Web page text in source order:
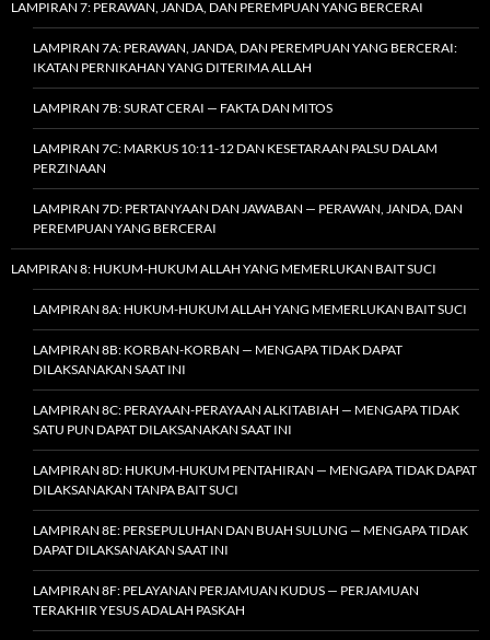
LAMPIRAN 7: PERAWAN, JANDA, DAN PEREMPUAN YANG BERCERAI
LAMPIRAN 7A: PERAWAN, JANDA, DAN PEREMPUAN YANG BERCERAI:
IKATAN PERNIKAHAN YANG DITERIMA ALLAH
LAMPIRAN 7B: SURAT CERAI — FAKTA DAN MITOS
LAMPIRAN 7C: MARKUS 10:11-12 DAN KESETARAAN PALSU DALAM
PERZINAAN
LAMPIRAN 7D: PERTANYAAN DAN JAWABAN — PERAWAN, JANDA, DAN
PEREMPUAN YANG BERCERAI
LAMPIRAN 8: HUKUM-HUKUM ALLAH YANG MEMERLUKAN BAIT SUCI
LAMPIRAN 8A: HUKUM-HUKUM ALLAH YANG MEMERLUKAN BAIT SUCI
LAMPIRAN 8B: KORBAN-KORBAN — MENGAPA TIDAK DAPAT
DILAKSANAKAN SAAT INI
LAMPIRAN 8C: PERAYAAN-PERAYAAN ALKITABIAH — MENGAPA TIDAK
SATU PUN DAPAT DILAKSANAKAN SAAT INI
LAMPIRAN 8D: HUKUM-HUKUM PENTAHIRAN — MENGAPA TIDAK DAPAT
DILAKSANAKAN TANPA BAIT SUCI
LAMPIRAN 8E: PERSEPULUHAN DAN BUAH SULUNG — MENGAPA TIDAK
DAPAT DILAKSANAKAN SAAT INI
LAMPIRAN 8F: PELAYANAN PERJAMUAN KUDUS — PERJAMUAN
TERAKHIR YESUS ADALAH PASKAH